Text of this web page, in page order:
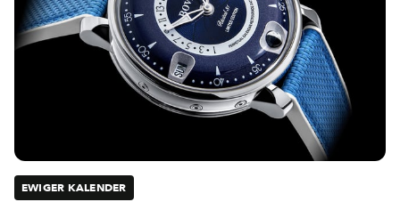
EWIGER KALENDER